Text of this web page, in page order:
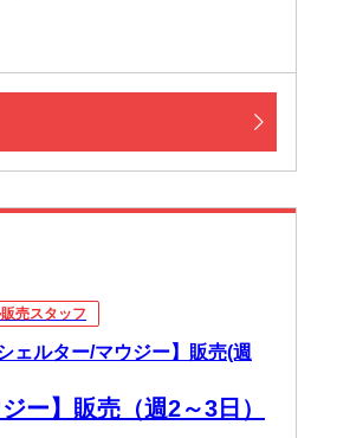
売スタッフ
ェルター/マウジー】販売(週
ー】販売（週2～3日）